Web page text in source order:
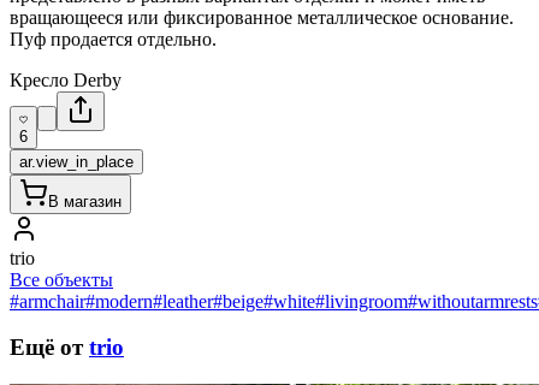
вращающееся или фиксированное металлическое основание.
Пуф продается отдельно.
Кресло Derby
6
ar.view_in_place
В магазин
trio
Все объекты
#armchair#modern#leather#beige#white#livingroom#withoutarmrests
Ещё от trio